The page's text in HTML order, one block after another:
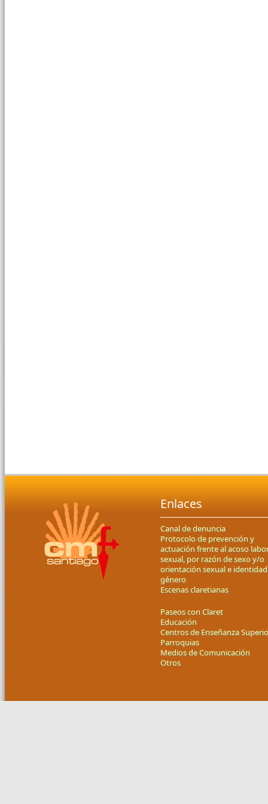
Enlaces
Canal de denuncia
Protocolo de prevención y
actuación frente al acoso
sexual, por razón de sexo y/o
orientación sexual e
género
Escenas claretianas
Paseos con Claret
Educación
Centros de Enseñanza
Parroquias
Medios de Comunicación
Otros